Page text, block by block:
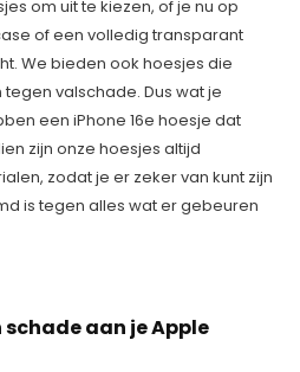
om uit te kiezen, of je nu op
of een volledig transparant
We bieden ook hoesjes die
valschade. Dus wat je
een iPhone 16e hoesje dat
zijn onze hoesjes altijd
zodat je er zeker van kunt zijn
is tegen alles wat er gebeuren
aan je Apple